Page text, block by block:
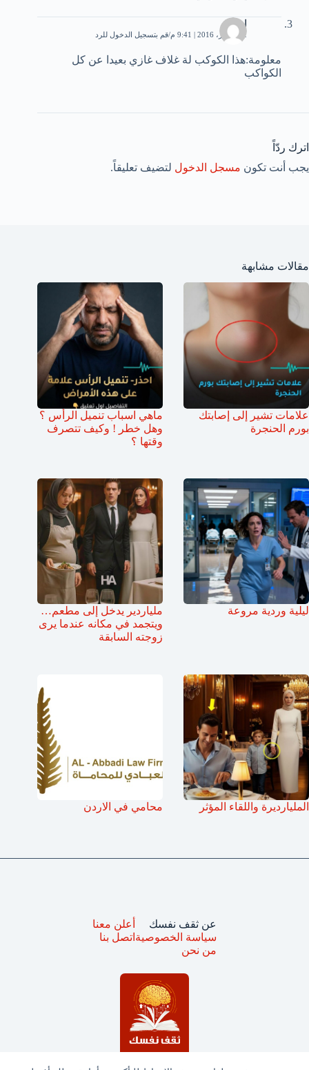
اميرة
12 أكتوبر، 2016 | 9:41 م قم بتسجيل الدخول للرد
معلومة:هذا الكوكب لة غلاف غازي بعيدا عن كل
الكواكب
اترك ردّاً
يجب أنت تكون مسجل الدخول لتضيف تعليقاً.
مقالات مشابهة
علامات تشير إلى إصابتك
بورم الحنجرة
ماهي اسباب تنميل الرأس ؟
وهل خطر ! وكيف تتصرف
وقتها ؟
ليلية وردية مروعة
ملياردير يدخل إلى مطعم…
ويتجمد في مكانه عندما يرى
زوجته السابقة
المليارديرة واللقاء المؤثر محامي في الاردن
عن ثقف نفسك
سياسة الخصوصية
من نحن
أعلن معنا
اتصل بنا